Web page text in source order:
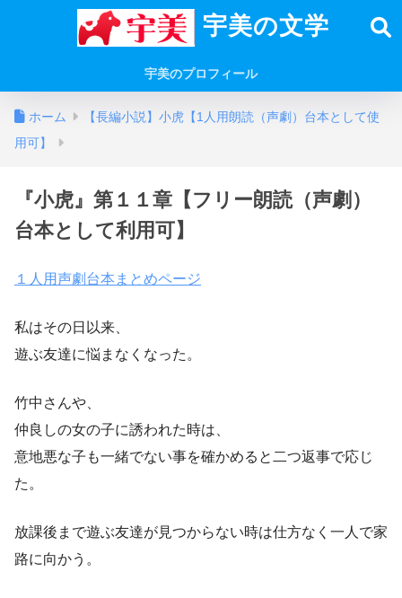
宇美の文学
宇美のプロフィール
ホーム
【長編小説】小虎【1人用朗読（声劇）台本として使
用可】
『小虎』第１１章【フリー朗読（声劇）
台本として利用可】
１人用声劇台本まとめページ
私はその日以来、
遊ぶ友達に悩まなくなった。
竹中さんや、
仲良しの女の子に誘われた時は、
意地悪な子も一緒でない事を確かめると二つ返事で応じ
た。
放課後まで遊ぶ友達が見つからない時は仕方なく一人で家
路に向かう。